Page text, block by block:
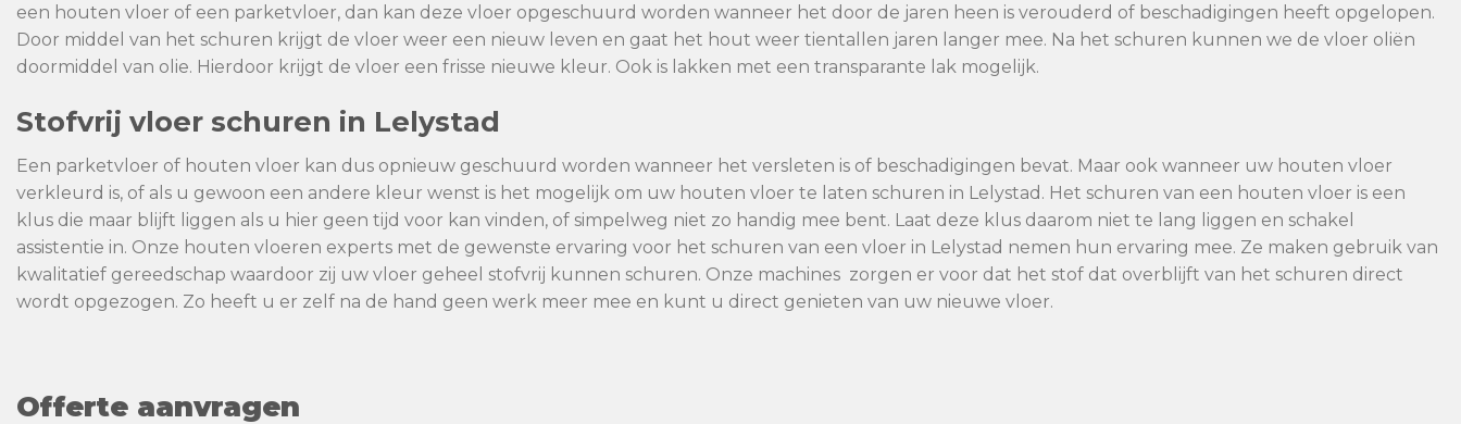
een houten vloer of een parketvloer, dan kan deze vloer opgeschuurd worden wanneer het door de jaren heen is verouderd of beschadigingen heeft opgelopen.
Door middel van het schuren krijgt de vloer weer een nieuw leven en gaat het hout weer tientallen jaren langer mee. Na het schuren kunnen we de vloer oliën
doormiddel van olie. Hierdoor krijgt de vloer een frisse nieuwe kleur. Ook is lakken met een transparante lak mogelijk.
Stofvrij vloer schuren in Lelystad
Een parketvloer of houten vloer kan dus opnieuw geschuurd worden wanneer het versleten is of beschadigingen bevat. Maar ook wanneer uw houten vloer
verkleurd is, of als u gewoon een andere kleur wenst is het mogelijk om uw houten vloer te laten schuren in Lelystad. Het schuren van een houten vloer is een
klus die maar blijft liggen als u hier geen tijd voor kan vinden, of simpelweg niet zo handig mee bent. Laat deze klus daarom niet te lang liggen en schakel
assistentie in. Onze houten vloeren experts met de gewenste ervaring voor het schuren van een vloer in Lelystad nemen hun ervaring mee. Ze maken gebruik van
kwalitatief gereedschap waardoor zij uw vloer geheel stofvrij kunnen schuren. Onze machines zorgen er voor dat het stof dat overblijft van het schuren direct
wordt opgezogen. Zo heeft u er zelf na de hand geen werk meer mee en kunt u direct genieten van uw nieuwe vloer.
Offerte aanvragen